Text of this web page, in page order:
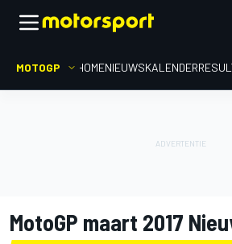
MOTOGP HOMENIEUWSKALENDER
MotoGP maart 2017